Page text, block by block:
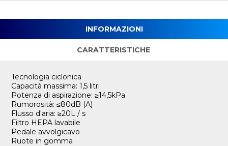
INFORMAZIONI
CARATTERISTICHE
Tecnologia ciclonica
Capacità massima: 1,5 litri
Potenza di aspirazione: ≥14,5kPa
Rumorosità: ≤80dB (A)
Flusso d'aria: ≥20L / s
Filtro HEPA lavabile
Pedale avvolgicavo
Ruote in gomma